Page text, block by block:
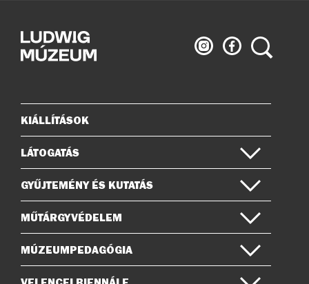
Ludwig
Múzeum
Ludwig
Múzeum
Keresés
Oldaltérkép
KIÁLLÍTÁSOK
LÁTOGATÁS
GYŰJTEMÉNY ÉS KUTATÁS
MŰTÁRGYVÉDELEM
MÚZEUMPEDAGÓGIA